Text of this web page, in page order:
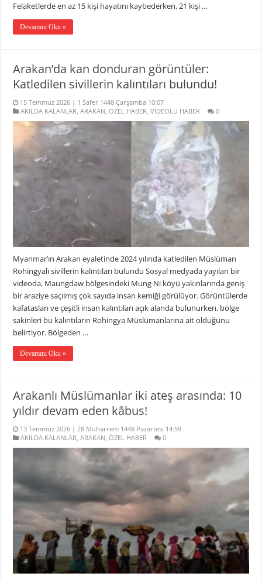
Felaketlerde en az 15 kişi hayatını kaybederken, 21 kişi …
Devamını Oku »
Arakan’da kan donduran görüntüler:
Katledilen sivillerin kalıntıları bulundu!
15 Temmuz 2026 | 1 Safer 1448 Çarşamba 10:07
AKILDA KALANLAR,ARAKAN,ÖZEL HABER,VİDEOLU HABER 0
Myanmar’ın Arakan eyaletinde 2024 yılında katledilen Müslüman
Rohingyalı sivillerin kalıntıları bulundu Sosyal medyada yayılan bir
videoda, Maungdaw bölgesindeki Mung Ni köyü yakınlarında geniş
bir araziye saçılmış çok sayıda insan kemiği görülüyor. Görüntülerde
kafatasları ve çeşitli insan kalıntıları açık alanda bulunurken, bölge
sakinleri bu kalıntıların Rohingya Müslümanlarına ait olduğunu
belirtiyor. Bölgeden …
Devamını Oku »
Arakanlı Müslümanlar iki ateş arasında: 10
yıldır devam eden kâbus!
13 Temmuz 2026 | 28 Muharrem 1448 Pazartesi 14:59
AKILDA KALANLAR ,ARAKAN ,ÖZEL HABER 0